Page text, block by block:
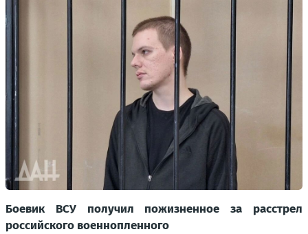
Боевик ВСУ получил пожизненное за расстрел
российского военнопленного